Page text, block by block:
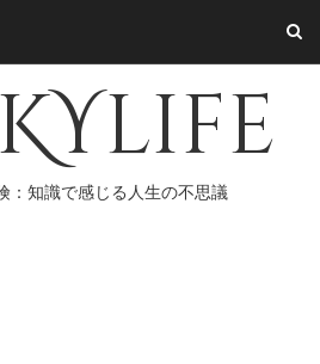
：知識で感じる人生の不思議